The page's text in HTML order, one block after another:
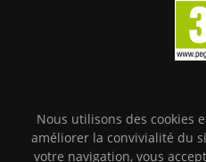
Nous utilisons des cookies
améliorer la convivialité du
votre navigation, vous